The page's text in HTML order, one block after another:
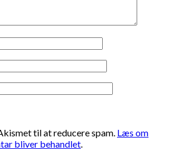
til at reducere spam. Læs om
bliver behandlet.